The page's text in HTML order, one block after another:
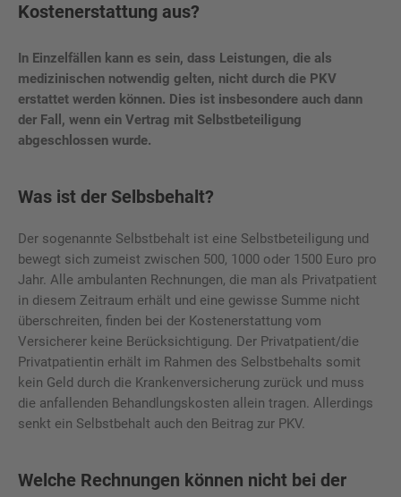
Kostenerstattung aus?
In Einzelfällen kann es sein, dass Leistungen, die als
medizinischen notwendig gelten, nicht durch die PKV
erstattet werden können. Dies ist insbesondere auch dann
der Fall, wenn ein Vertrag mit Selbstbeteiligung
abgeschlossen wurde.
Was ist der Selbsbehalt?
Der sogenannte Selbstbehalt ist eine Selbstbeteiligung und
bewegt sich zumeist zwischen 500, 1000 oder 1500 Euro pro
Jahr. Alle ambulanten Rechnungen, die man als Privatpatient
in diesem Zeitraum erhält und eine gewisse Summe nicht
überschreiten, finden bei der Kostenerstattung vom
Versicherer keine Berücksichtigung. Der Privatpatient/die
Privatpatientin erhält im Rahmen des Selbstbehalts somit
kein Geld durch die Krankenversicherung zurück und muss
die anfallenden Behandlungskosten allein tragen. Allerdings
senkt ein Selbstbehalt auch den Beitrag zur PKV.
Welche Rechnungen können nicht bei der